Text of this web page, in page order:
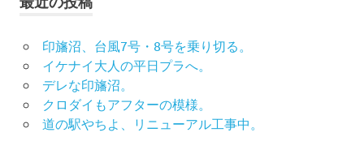
印旛沼、台風7号・8号を乗り切る。
イケナイ大人の平日プラへ。
デレな印旛沼。
クロダイもアフターの模様。
道の駅やちよ、リニューアル工事中。